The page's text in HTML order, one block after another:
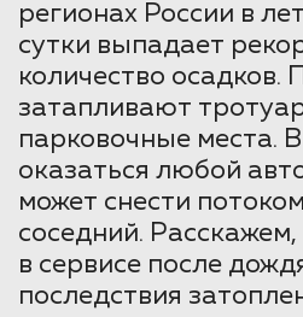
регионах России в
сутки выпадает
количество осадков.
затапливают
парковочные места.
оказаться любой
может снести
соседний. Расскажем,
в сервисе после
последствия